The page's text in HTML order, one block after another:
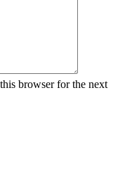
browser for the next